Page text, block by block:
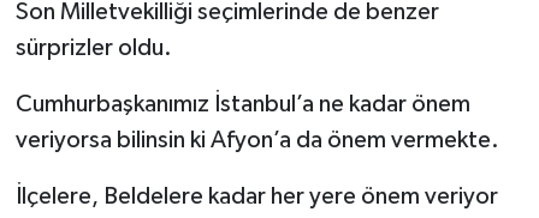
Son Milletvekilliği seçimlerinde de benzer
sürprizler oldu.
Cumhurbaşkanımız İstanbul’a ne kadar önem
veriyorsa bilinsin ki Afyon’a da önem vermekte.
İlçelere, Beldelere kadar her yere önem veriyor